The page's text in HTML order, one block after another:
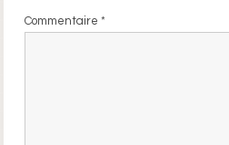
Commentaire*